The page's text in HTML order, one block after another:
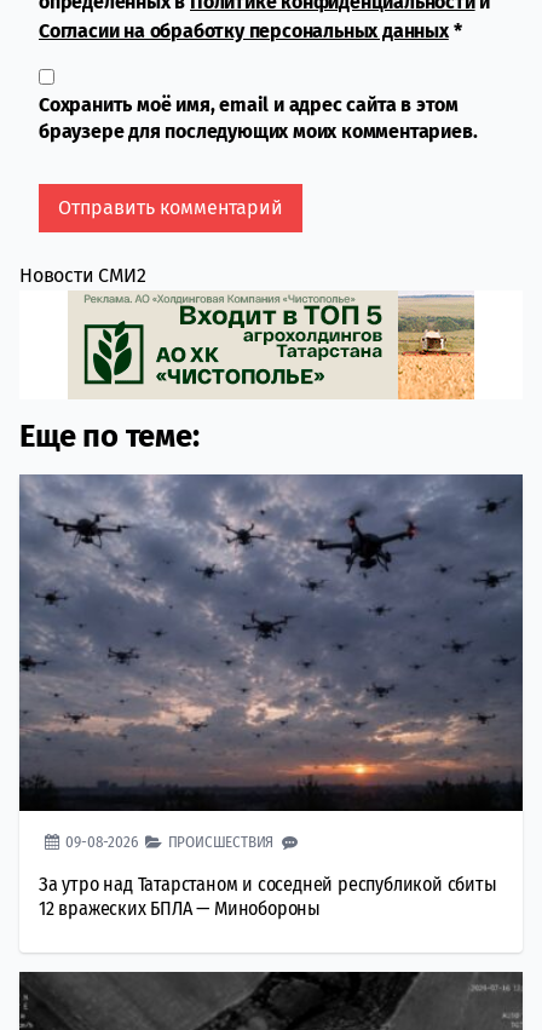
Согласии на обработку персональных данных*
Сохранить моё имя, email и адрес сайта в этом
браузере для последующих моих комментариев.
Новости СМИ2
Еще по теме:
09-08-2026 ПРОИСШЕСТВИЯ
За утро над Татарстаном и соседней республикой сбиты
12 вражеских БПЛА — Минобороны